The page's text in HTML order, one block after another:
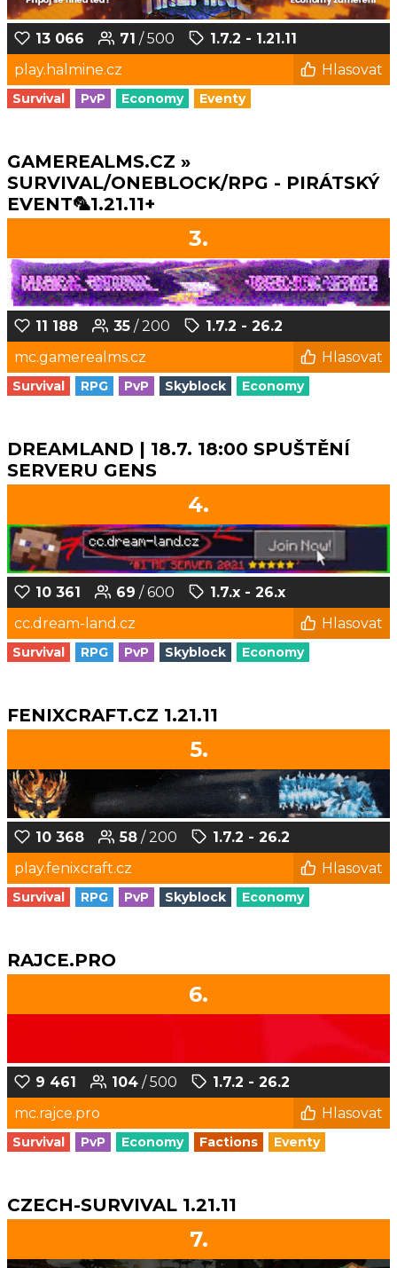
13 066 71 / 500
1.7.2 - 1.21.11
play.halmine.cz
Hlasovat
Survival PvP Economy Eventy
GAMEREALMS.CZ »
SURVIVAL/ONEBLOCK/RPG - PIRÁTSKÝ
EVENT🦜1.21.11+
3.
11 188 35 / 200
1.7.2 - 26.2
mc.gamerealms.cz
Hlasovat
Survival RPG PvP Skyblock Economy
DREAMLAND | 18.7. 18:00 SPUŠTĚNÍ
SERVERU GENS
4.
10 361 69 / 600
1.7.x - 26.x
cc.dream-land.cz
Hlasovat
Survival RPG PvP Skyblock Economy
FENIXCRAFT.CZ 1.21.11
5.
10 368 58 / 200
1.7.2 - 26.2
play.fenixcraft.cz
Hlasovat
Survival RPG PvP Skyblock Economy
RAJCE.PRO
6.
9 461 104 / 500
1.7.2 - 26.2
mc.rajce.pro
Hlasovat
Survival PvP Economy Factions Eventy
CZECH-SURVIVAL 1.21.11
7.